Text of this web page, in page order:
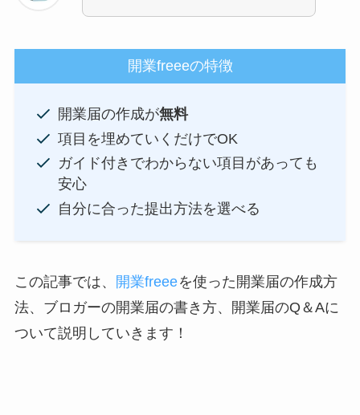
開業freeeの特徴
開業届の作成が無料
項目を埋めていくだけでOK
ガイド付きでわからない項目があっても
安心
自分に合った提出方法を選べる
この記事では、 開業freeeを使った開業届の作成方
法、ブロガーの開業届の書き方、開業届のQ＆Aに
ついて説明していきます！